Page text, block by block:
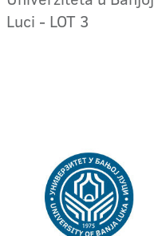
Luci - LOT 3